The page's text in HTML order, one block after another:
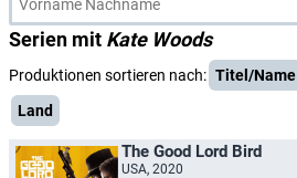
Serien mit Kate Woods
Produktionen sortieren nach: Titel/Name
Land
The Good Lord Bird
USA, 2020